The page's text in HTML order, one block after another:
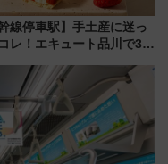
幹線停車駅】手土産に迷っ
レ！エキュート品川で3年
ーツとは？